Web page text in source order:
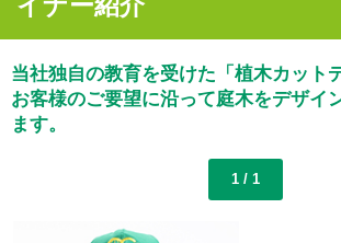
当社独自の教育を受けた「植木カット
お客様のご要望に沿って庭木をデザイ
ます。
1 / 1